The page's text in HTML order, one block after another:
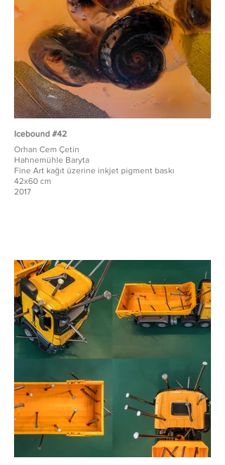
Icebound #42
Orhan Cem Çetin
Hahnemühle Baryta
Fine Art kağıt üzerine inkjet pigment baskı
42x60 cm
2017